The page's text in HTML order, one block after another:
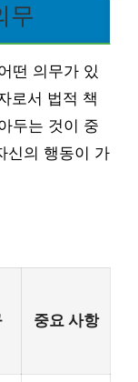
무
떤 의무가 있
로서 법적 책
두는 것이 중
신의 행동이 가
중요 사항